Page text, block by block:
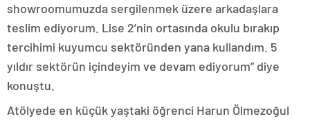
showroomumuzda sergilenmek üzere arkadaşlara
teslim ediyorum. Lise 2’nin ortasında okulu bırakıp
tercihimi kuyumcu sektöründen yana kullandım. 5
yıldır sektörün içindeyim ve devam ediyorum” diye
konuştu.
Atölyede en küçük yaştaki öğrenci Harun Ölmezoğul